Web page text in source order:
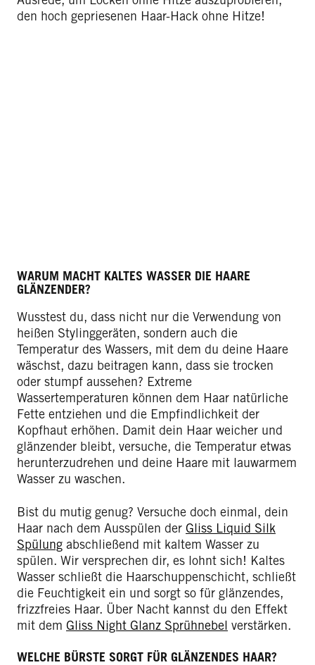
den hoch gepriesenen Haar-Hack ohne Hitze!
WARUM MACHT KALTES WASSER DIE HAARE
GLÄNZENDER?
Wusstest du, dass nicht nur die Verwendung von
heißen Stylinggeräten, sondern auch die
Temperatur des Wassers, mit dem du deine Haare
wäschst, dazu beitragen kann, dass sie trocken
oder stumpf aussehen? Extreme
Wassertemperaturen können dem Haar natürliche
Fette entziehen und die Empfindlichkeit der
Kopfhaut erhöhen. Damit dein Haar weicher und
glänzender bleibt, versuche, die Temperatur etwas
herunterzudrehen und deine Haare mit lauwarmem
Wasser zu waschen.
Bist du mutig genug? Versuche doch einmal, dein
Haar nach dem Ausspülen der Gliss Liquid Silk
Spülung abschließend mit kaltem Wasser zu
spülen. Wir versprechen dir, es lohnt sich! Kaltes
Wasser schließt die Haarschuppenschicht, schließt
die Feuchtigkeit ein und sorgt so für glänzendes,
frizzfreies Haar. Über Nacht kannst du den Effekt
mit dem Gliss Night Glanz Sprühnebel verstärken.
WELCHE BÜRSTE SORGT FÜR GLÄNZENDES HAAR?